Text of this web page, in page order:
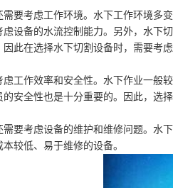
要考虑工作环境。水下工作环境多
设备的水流控制能力。另外，水下
此在选择水下切割设备时，需要考
工作效率和安全性。水下作业一般
安全性也是十分重要的。因此，选
要考虑设备的维护和维修问题。水
较低、易于维修的设备。